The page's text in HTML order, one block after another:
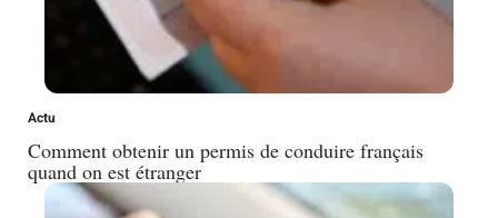
Actu
Comment obtenir un permis de conduire français
quand on est étranger